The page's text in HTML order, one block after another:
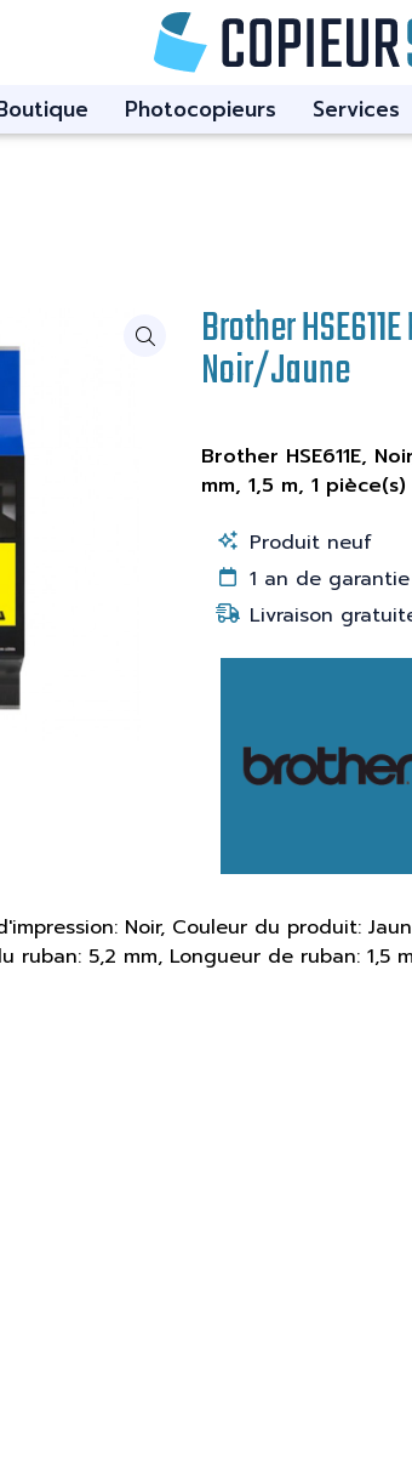
Photocopieurs Services
Brother
Noir/Jaune
Brother HSE611E,
mm, 1,5 m, 1 pièce(s)
Produit neuf
1 an de garantie
Livraison
d'impression: Noir, Couleur du produit:
ruban: 5,2 mm, Longueur de ruban: 1,5